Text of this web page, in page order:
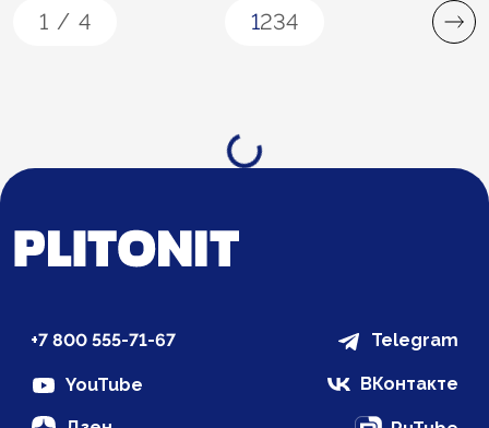
1 / 4 1234
Загрузка...
+7 800 555-71-67 Telegram
YouTube ВКонтакте